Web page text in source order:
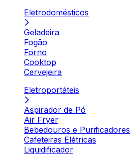
Eletrodomésticos
Geladeira
Fogão
Forno
Cooktop
Cervejeira
Eletroportáteis
Aspirador de Pó
Air Fryer
Bebedouros e Purificadores
Cafeteiras Elétricas
Liquidificador